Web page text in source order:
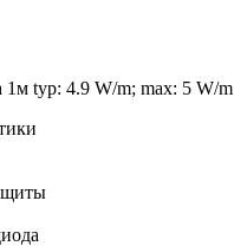
1м typ: 4.9 W/m; max: 5 W/m